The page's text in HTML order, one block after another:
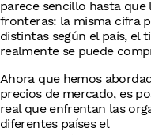
parece sencillo hasta
fronteras: la misma cifra
distintas según el país, el
realmente se puede
Ahora que hemos
precios de mercado, es
real que enfrentan las
diferentes países el